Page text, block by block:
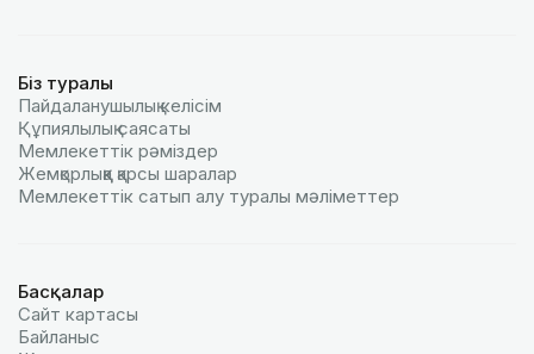
Біз туралы
Пайдаланушылық келiciм
Құпиялылық саясаты
Мемлекеттік рәміздер
Жемқорлыққа қарсы шаралар
Мемлекеттік сатып алу туралы мәлiметтер
Басқалар
Сайт картасы
Байланыс